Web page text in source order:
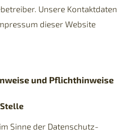
Unsere Kontaktdaten
dieser Website
und Pflichthinweise
Sinne der Datenschutz-